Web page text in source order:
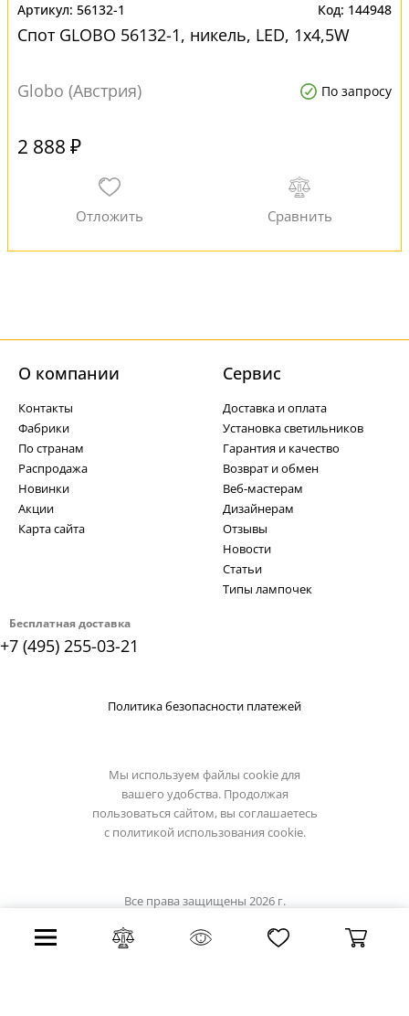
56132-1 144948
Спот GLOBO 56132-1, никель, LED, 1x4,5W
Globo (Австрия) По запросу
2 888 ₽
Бесплатная доставка
+7 (495) 255-03-21
О компании
Контакты
Фабрики
По странам
Распродажа
Новинки
Акции
Карта сайта
Cервис
Доставка и оплата
Установка светильников
Гарантия и качество
Возврат и обмен
Веб-мастерам
Дизайнерам
Отзывы
Новости
Статьи
Типы лампочек
Политика безопасности платежей
Мы используем файлы cookie для
вашего удобства. Продолжая
пользоваться сайтом, вы соглашаетесь
с политикой использования cookie.
Все права защищены 2026 г.